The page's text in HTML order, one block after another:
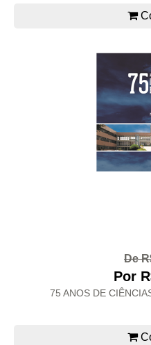
De
Por
75 ANOS DE